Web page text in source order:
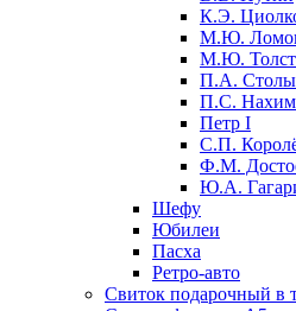
К.Э.
М.Ю.
М.Ю.
П.А.
П.С.
Петр I
С.П.
Ф.М.
Ю.А.
Шефу
Юбилеи
Пасха
Ретро-авто
Свиток подарочный в